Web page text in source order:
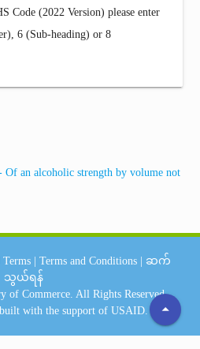
Code (2022 Version) please enter
6 (Sub-heading) or 8
an alcoholic strength by volume not
arrow_drop_up
Terms and Conditions
ဆက်
သွယ်ရန်
of Commerce. All Rights Reserved.
with the support of USAID.